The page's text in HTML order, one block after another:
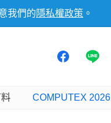
我們的 隱私權政策 。
COMPUTEX 2026